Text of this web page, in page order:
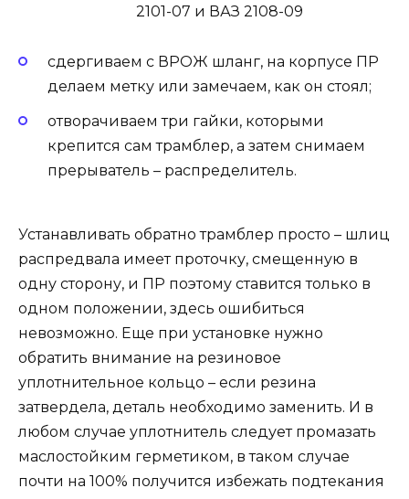
сдергиваем с ВРОЖ шланг, на корпусе ПР
делаем метку или замечаем, как он стоял;
отворачиваем три гайки, которыми
крепится сам трамблер, а затем снимаем
прерыватель – распределитель.
Устанавливать обратно трамблер просто – шлиц
распредвала имеет проточку, смещенную в
одну сторону, и ПР поэтому ставится только в
одном положении, здесь ошибиться
невозможно. Еще при установке нужно
обратить внимание на резиновое
уплотнительное кольцо – если резина
затвердела, деталь необходимо заменить. И в
любом случае уплотнитель следует промазать
маслостойким герметиком, в таком случае
почти на 100% получится избежать подтекания